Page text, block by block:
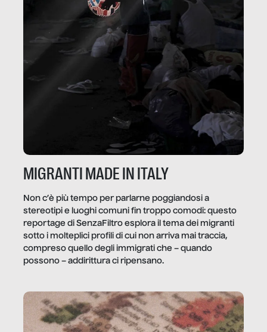
MIGRANTI MADE IN ITALY
Non c’è più tempo per parlarne poggiandosi a
stereotipi e luoghi comuni fin troppo comodi: questo
reportage di SenzaFiltro esplora il tema dei migranti
sotto i molteplici profili di cui non arriva mai traccia,
compreso quello degli immigrati che – quando
possono – addirittura ci ripensano.